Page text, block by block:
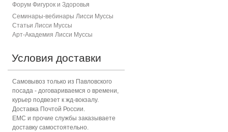
Форум Фигурок и Здоровья
Семинары-вебинары Лисси Муссы
Статьи Лисси Муссы
Арт-Академия Лисси Муссы
Условия доставки
Самовывоз только из Павловского
посада - договариваемся о времени,
курьер подвезет к жд-вокзалу.
Доставка Почтой России.
ЕМС и прочие службы заказываете
доставку самостоятельно.